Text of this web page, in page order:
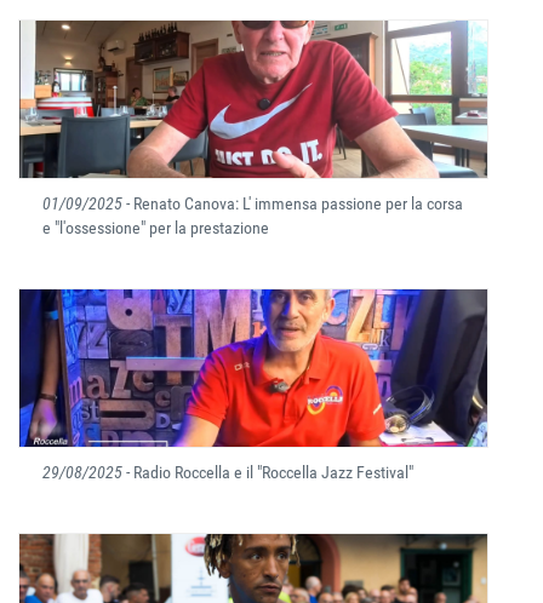
01/09/2025- Renato Canova: L' immensa passione per la corsa
e "l'ossessione" per la prestazione
29/08/2025- Radio Roccella e il "Roccella Jazz Festival"